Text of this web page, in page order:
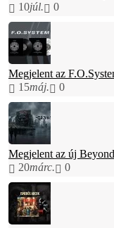
10júl. 0
Megjelent az
15máj. 0
Megjelent az új
20márc. 0